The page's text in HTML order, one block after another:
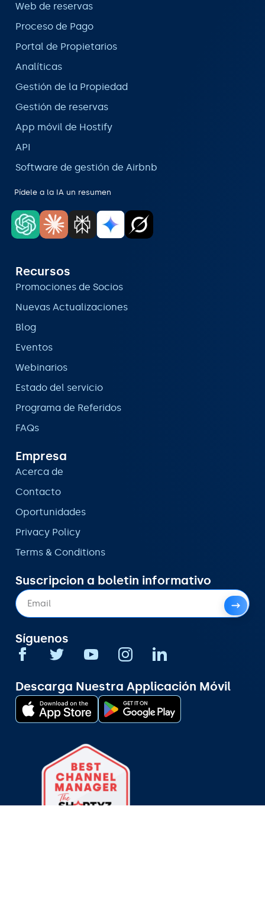
Web de reservas
Proceso de Pago
Portal de Propietarios
Analíticas
Gestión de la Propiedad
Gestión de reservas
App móvil de Hostify
API
Software de gestión de Airbnb
Pídele a la IA un resumen
Recursos
Promociones de Socios
Nuevas Actualizaciones
Blog
Eventos
Webinarios
Estado del servicio
Programa de Referidos
FAQs
Empresa
Acerca de
Contacto
Oportunidades
Privacy Policy
Terms & Conditions
Suscripcion a boletin informativo
Síguenos
Descarga Nuestra Applicación Móvil